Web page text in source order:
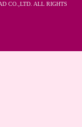
CO.,LTD. ALL RIGHTS